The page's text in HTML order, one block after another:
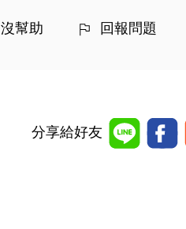
沒幫助 回報問題
分享給好友